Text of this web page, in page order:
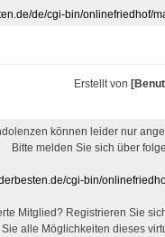
de/cgi-bin/onlinefriedhof/
Erstellt von
können leider nur
Bitte melden Sie sich über
cgi-bin/
Mitglied? Registrieren Sie
Sie alle Möglichkeiten dieses